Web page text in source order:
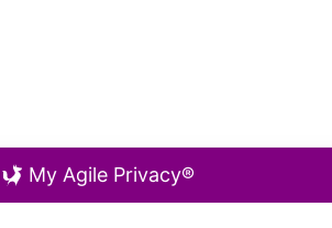
My Agile Privacy®